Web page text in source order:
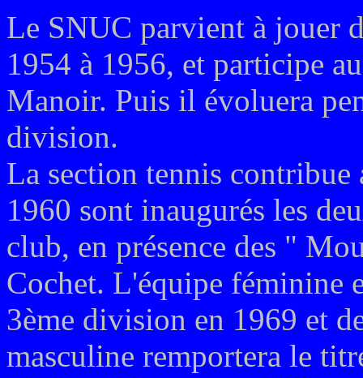
Le SNUC parvient à jouer
1954 à 1956, et participe
Manoir. Puis il évoluera
division.
La section tennis
1960 sont inaugurés les
club, en présence des "
Cochet. L'équipe féminine
3ème division en 1969 et
masculine remportera le